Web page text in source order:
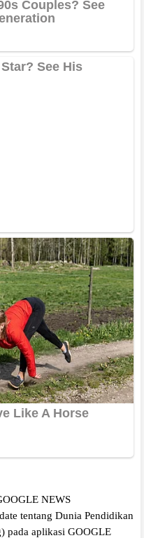
NEWS
tentang Dunia Pendidikan
pada aplikasi GOOGLE